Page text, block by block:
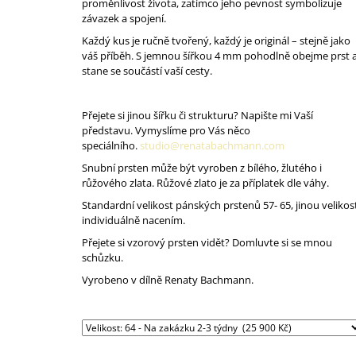
závazek a spojení.
Každý kus je ručně tvořený, každý je originál – stejně jako
váš příběh. S jemnou šířkou 4 mm pohodlně obejme prst
stane se součástí vaší cesty.
Přejete si jinou šířku či strukturu? Napište mi Vaší
představu. Vymyslíme pro Vás něco
speciálního. studio@renatabachmann.com
Snubní prsten může být vyroben z bílého, žlutého i
růžového zlata. Růžové zlato je za příplatek dle váhy.
Standardní velikost pánských prstenů 57- 65, jinou
individuálně nacením.
Přejete si vzorový prsten vidět? Domluvte si se mnou
schůzku.
Vyrobeno v dílně Renaty Bachmann.